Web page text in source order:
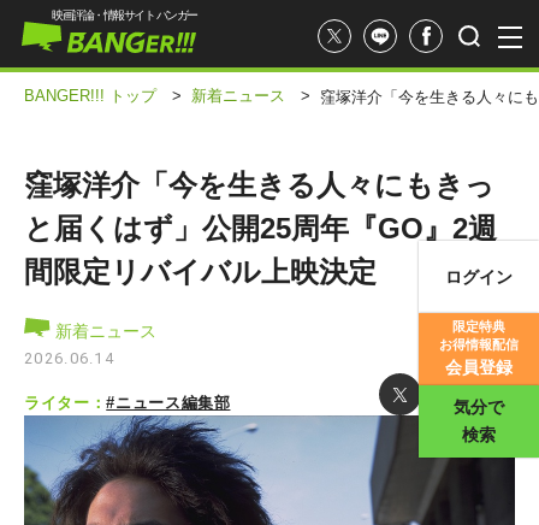
映画評論・情報サイト バンガー
ログイン
限定特典
お得情報配信
会員登録
気分で
検索
BANGER!!! トップ > 新着ニュース > 窪塚洋介「今を生きる人々に
窪塚洋介「今を生きる人々にもきっ
と届くはず」公開25周年『GO』2週
間限定リバイバル上映決定
新着ニュース
2026.06.14
ライター：#ニュース編集部